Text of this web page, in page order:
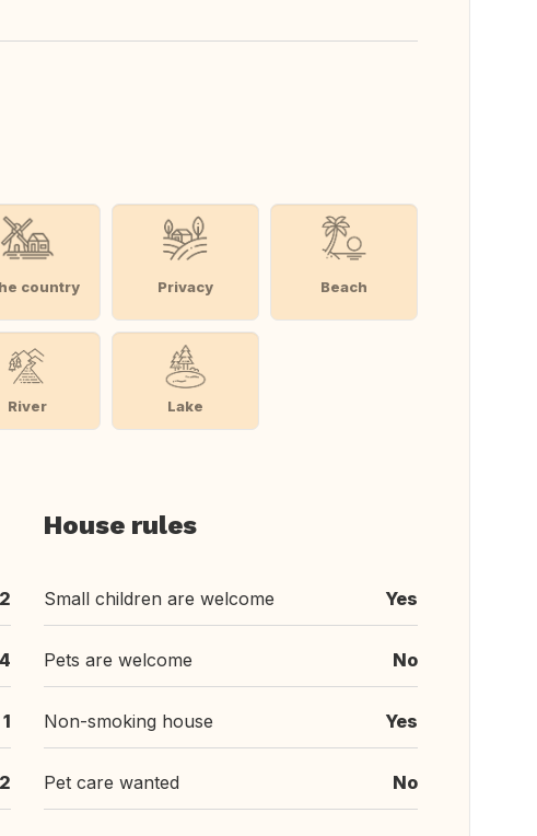
country Privacy Beach
River Lake
2
4
1
House rules
Small children are welcome Yes
Pets are welcome No
Non-smoking house Yes
Pet care wanted No